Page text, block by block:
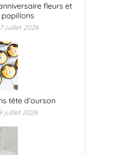
fleurs et
papillons
juillet 2026
tête d’ourson
juillet 2026